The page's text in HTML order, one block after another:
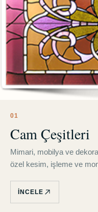
01
Cam Çeşitleri
Mimari, mobilya ve
özel kesim, işleme ve
İNCELE